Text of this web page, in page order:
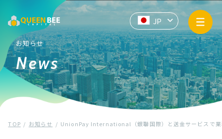
サービス情報
API提供
企業情報
お知らせ
プライバシーポリシー
JP
EN
ZH
お知らせ
News
TOP お知らせ UnionPay International（銀聯国際）と送金サービスで業